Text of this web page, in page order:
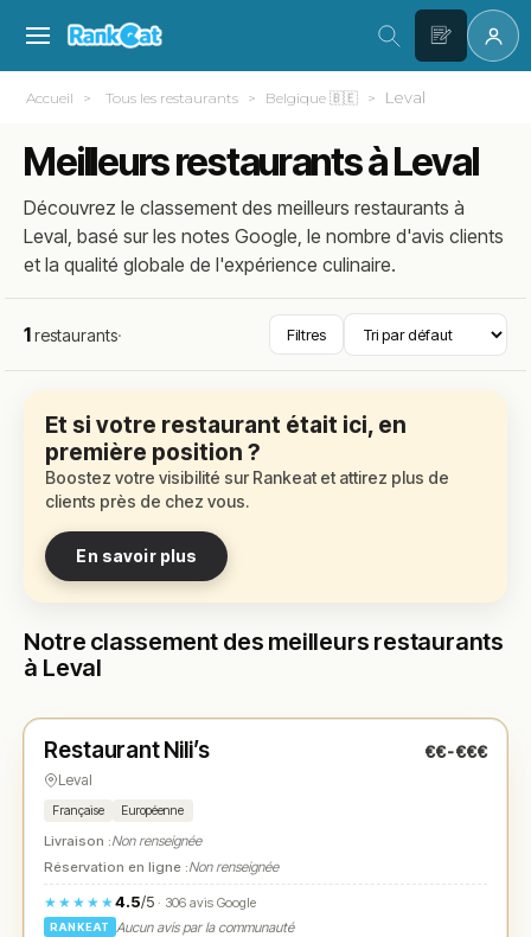
Accueil Tous les restaurants Belgique 🇧🇪 Leval
Meilleurs restaurants à Leval
Découvrez le classement des meilleurs restaurants à
Leval, basé sur les notes Google, le nombre d'avis clients
et la qualité globale de l'expérience culinaire.
1restaurants· Filtres
Et si votre restaurant était ici, en
première position ?
Boostez votre visibilité sur Rankeat et attirez plus de
clients près de chez vous.
En savoir plus
Notre classement des meilleurs restaurants
à Leval
★ N° 1
Restaurant Nili’s €€-€€€
Leval
Française Européenne
Livraison :Non renseignée
Réservation en ligne :Non renseignée
★★★★★4.5/5· 306 avis Google
RANKEAT
Aucun avis par la communauté